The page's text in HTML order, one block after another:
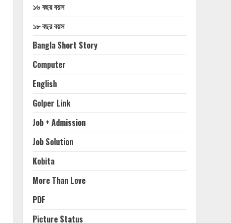
১৬ বছর বয়স
১৮ বছর বয়স
Bangla Short Story
Computer
English
Golper Link
Job + Admission
Job Solution
Kobita
More Than Love
PDF
Picture Status